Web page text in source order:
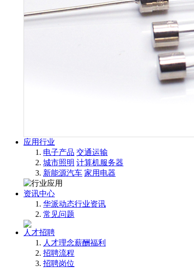
应用行业
电子产品 交通运输
城市照明 计算机服务器
新能源汽车 家用电器
资讯中心
华派动态行业资讯
常见问题
人才招聘
人才理念薪酬福利
招聘流程
招聘岗位